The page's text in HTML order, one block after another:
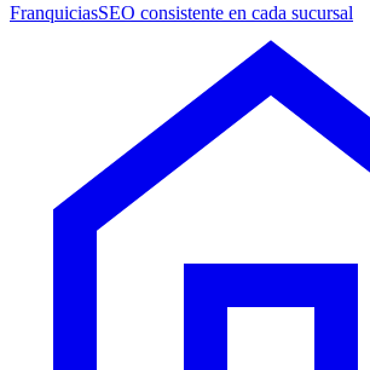
FranquiciasSEO consistente en cada sucursal